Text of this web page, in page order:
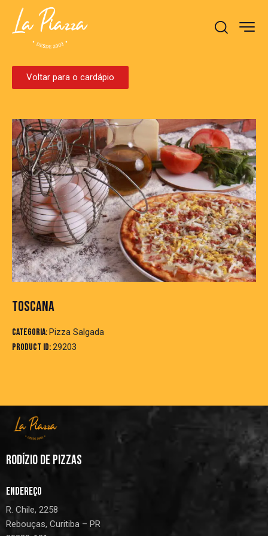
Voltar para o cardápio
TOSCANA
Categoria:Pizza Salgada
Product ID:29203
RODÍZIO DE PIZZAS
ENDEREÇO
R. Chile, 2258
Rebouças, Curitiba – PR